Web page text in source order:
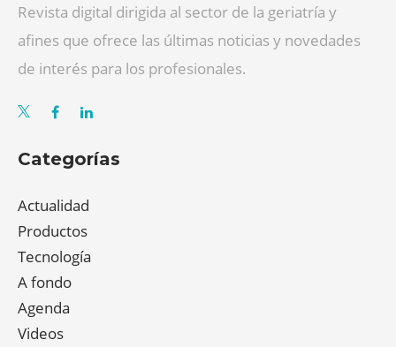
Revista digital dirigida al sector de la geriatría y
afines que ofrece las últimas noticias y novedades
de interés para los profesionales.
Categorías
Actualidad
Productos
Tecnología
A fondo
Agenda
Videos